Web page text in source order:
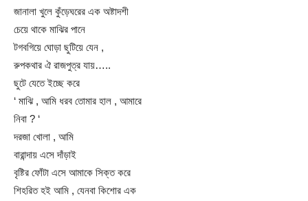
জানালা খুলে কুঁড়েঘরের এক অষ্টাদশী
চেয়ে থাকে মাঝির পানে
টগবগিয়ে ঘোড়া ছুটিয়ে যেন ,
রুপকথার ঐ রাজপুত্র যায়…..
ছুটে যেতে ইচ্ছে করে
‘ মাঝি , আমি ধরব তোমার হাল , আমারে
নিবা ? ‘
দরজা খোলা , আমি
বারান্দায় এসে দাঁড়াই
বৃষ্টির ফোঁটা এসে আমাকে সিক্ত করে
শিহরিত হই আমি , যেনবা কিশোর এক